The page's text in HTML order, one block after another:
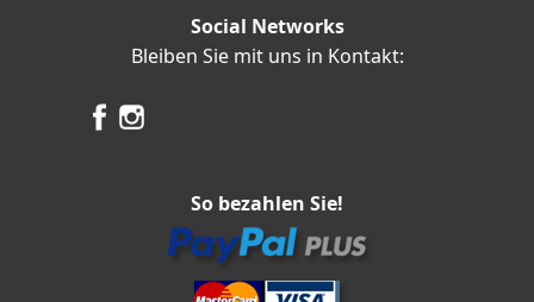
Social Networks
Bleiben Sie mit uns in Kontakt:
So bezahlen Sie!